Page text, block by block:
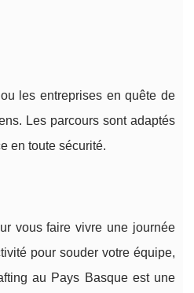
les entreprises en quête de
Les parcours sont adaptés
en toute sécurité.
vous faire vivre une journée
pour souder votre équipe,
au Pays Basque est une